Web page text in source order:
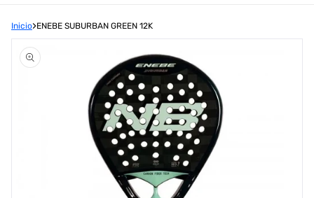
Inicio ENEBE SUBURBAN GREEN 12K
elemento
multimedia